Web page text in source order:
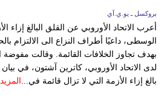
بروكسل ـ يو.ي.آي
أعرب الاتحاد الأوروبي عن القلق البالغ إزاء
الوسطى، داعيًا أطراف النزاع الى الالتزام
بهدف تجاوز الخلافات القائمة. وقالت مفوضة
لدى الاتحاد الأوروبي، كاترين آشتون، في بيان
بالغ إزاء الأزمة التي لا تزال قائمة في... المزيد